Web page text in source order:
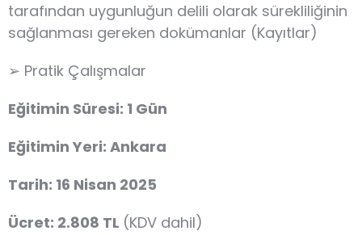
tarafından uygunluğun delili olarak sürekliliğinin
sağlanması gereken dokümanlar (Kayıtlar)
➢ Pratik Çalışmalar
Eğitimin Süresi: 1 Gün
Eğitimin Yeri: Ankara
Tarih: 16 Nisan 2025
Ücret: 2.808 TL (KDV dahil)